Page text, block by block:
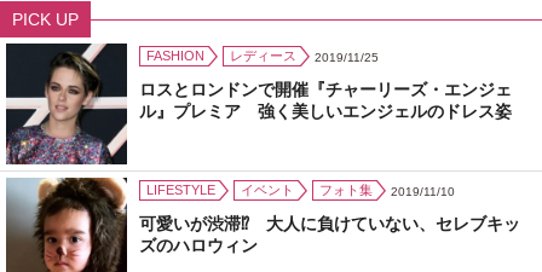
PICK UP
FASHION レディース 2019/11/25
ロスとロンドンで開催『チャーリーズ・エンジェ
ル』プレミア 強く美しいエンジェルのドレス姿
LIFESTYLE イベント フォト集 2019/11/10
可愛いが渋滞⁉ 大人に負けていない、セレブキッ
ズのハロウィン